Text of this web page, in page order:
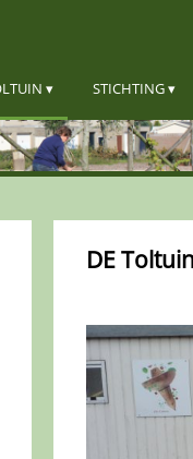
STICHTING
DE